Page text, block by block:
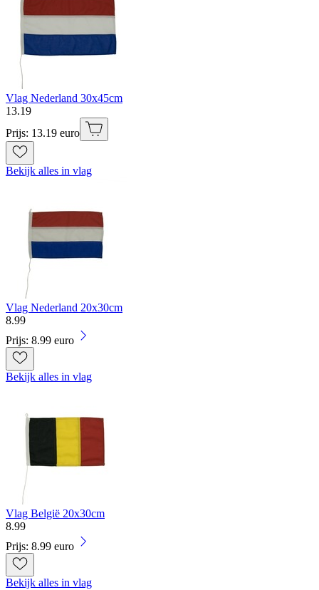
Vlag Nederland 30x45cm
13.19
Prijs: 13.19 euro
Bekijk alles in vlag
Vlag Nederland 20x30cm
8.99
Prijs: 8.99 euro
Bekijk alles in vlag
Vlag België 20x30cm
8.99
Prijs: 8.99 euro
Bekijk alles in vlag